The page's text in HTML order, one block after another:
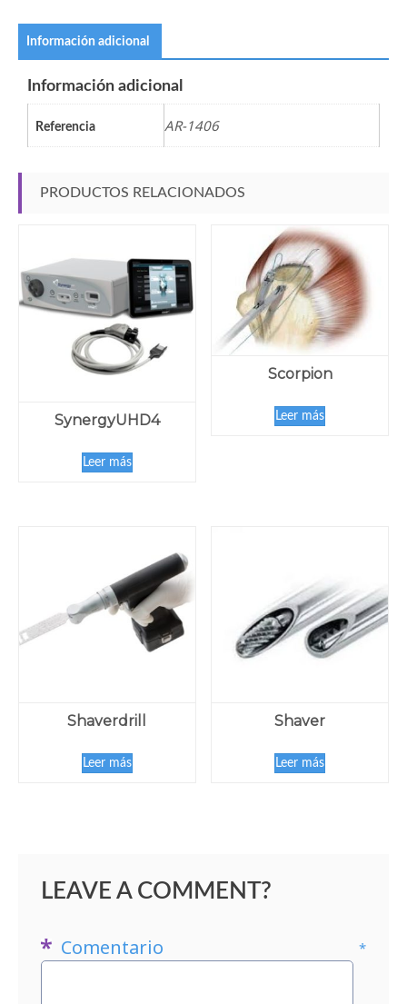
Información adicional
Información adicional
Referencia AR-1406
PRODUCTOS RELACIONADOS
SynergyUHD4
Leer más
Scorpion
Leer más
Shaverdrill
Leer más
Shaver
Leer más
LEAVE A COMMENT?
Comentario *